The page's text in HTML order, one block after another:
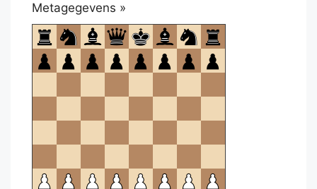
Metagegevens »
om
te
openen.